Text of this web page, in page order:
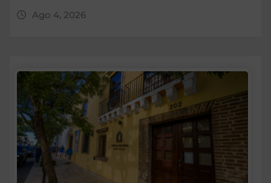
Ago 4, 2026